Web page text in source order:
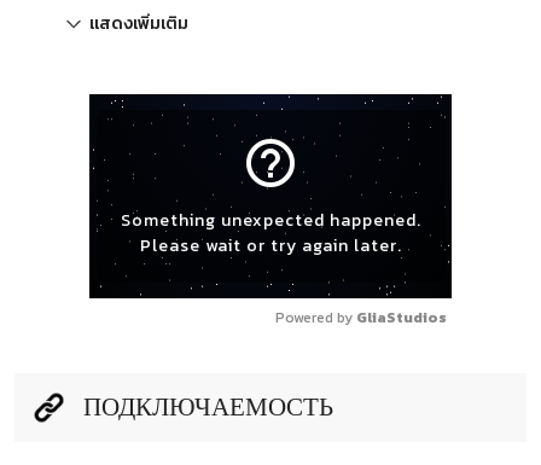
แสดงเพิ่มเติม
help_outline
Something unexpected happened.
Please wait or try again later.
Powered by GliaStudios
ПОДКЛЮЧАЕМОСТЬ